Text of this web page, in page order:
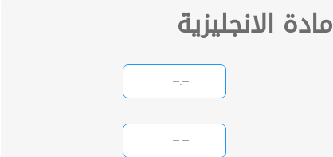
مادة الانجليزية